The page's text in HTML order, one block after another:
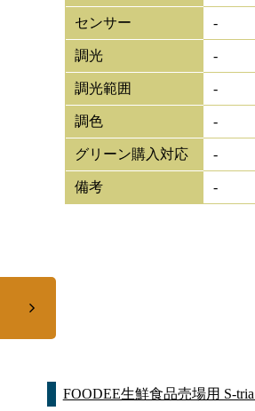
センサー -
調光 -
調光範囲 -
調色 -
グリーン購入対応 -
備考 -
FOODEE生鮮食品売場用 S-